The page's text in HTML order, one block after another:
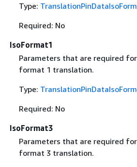
Type:
Required: No
IsoFormat1
Parameters that are required for
format 1 translation.
Type:
Required: No
IsoFormat3
Parameters that are required for
format 3 translation.